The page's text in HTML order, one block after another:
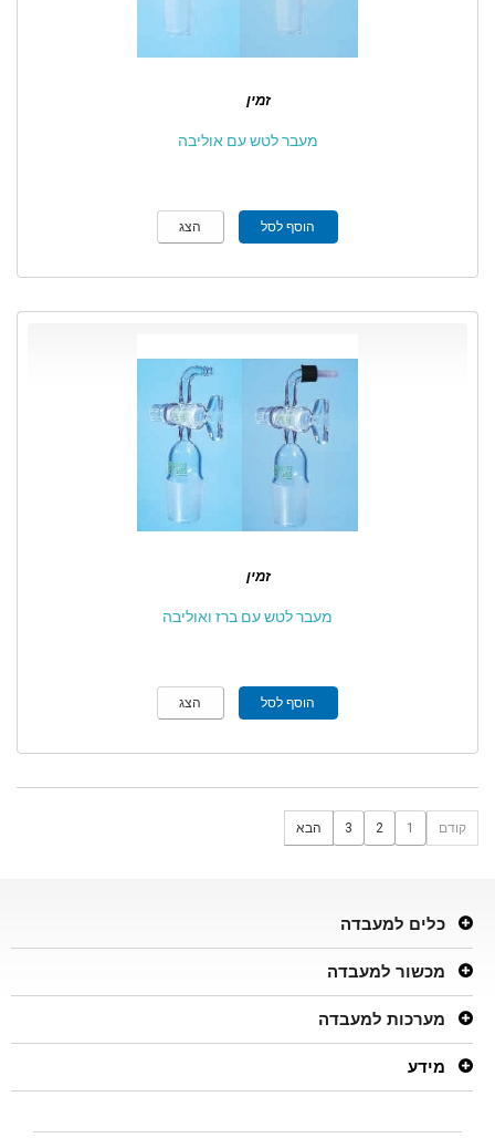
זמין
מעבר לטש עם אוליבה
הוסף לסל הצג
זמין
מעבר לטש עם ברז ואוליבה
הוסף לסל הצג
קודם 1
2
3 הבא
כלים למעבדה
מכשור למעבדה
מערכות למעבדה
מידע